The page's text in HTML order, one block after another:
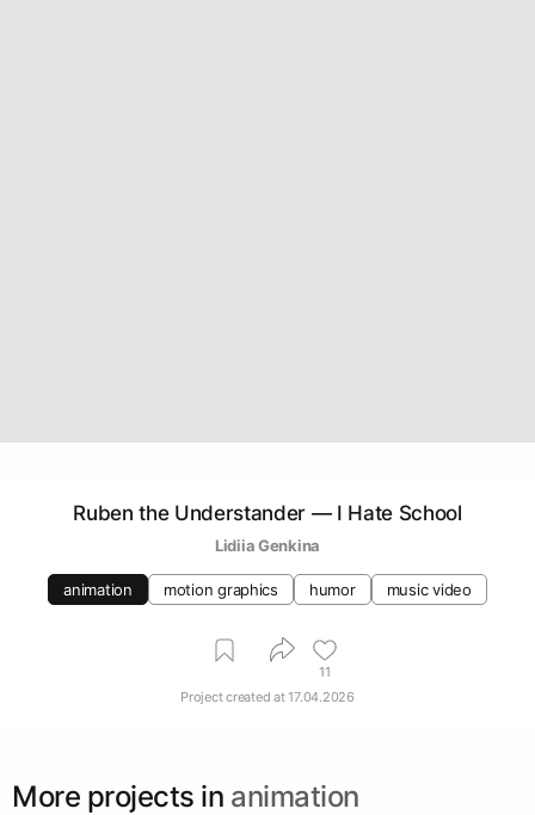
Ruben the Understander — I Hate School
Lidiia Genkina
animation motion graphics humor music video
11
Project created at17.04.2026
More projects in animation